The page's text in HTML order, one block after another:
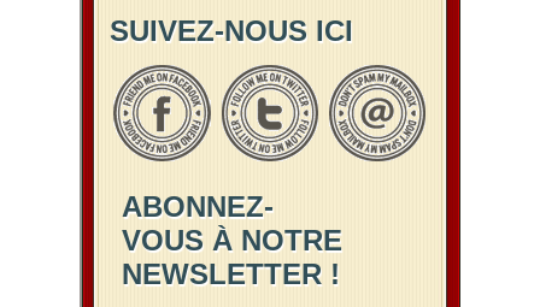
SUIVEZ-NOUS ICI
ABONNEZ-
VOUS À NOTRE
NEWSLETTER !